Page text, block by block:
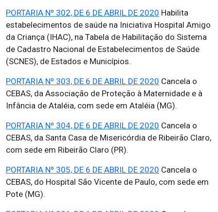
PORTARIA Nº 302, DE 6 DE ABRIL DE 2020 Habilita
estabelecimentos de saúde na Iniciativa Hospital Amigo
da Criança (IHAC), na Tabela de Habilitação do Sistema
de Cadastro Nacional de Estabelecimentos de Saúde
(SCNES), de Estados e Municípios.
PORTARIA Nº 303, DE 6 DE ABRIL DE 2020 Cancela o
CEBAS, da Associação de Proteção à Maternidade e à
Infância de Ataléia, com sede em Ataléia (MG).
PORTARIA Nº 304, DE 6 DE ABRIL DE 2020 Cancela o
CEBAS, da Santa Casa de Misericórdia de Ribeirão Claro,
com sede em Ribeirão Claro (PR).
PORTARIA Nº 305, DE 6 DE ABRIL DE 2020 Cancela o
CEBAS, do Hospital São Vicente de Paulo, com sede em
Pote (MG).